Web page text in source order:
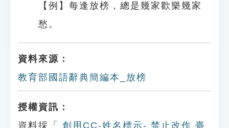
【例】每逢放榜，總是幾家歡樂幾家
愁。
資料來源：
教育部國語辭典簡編本_放榜
授權資訊：
資料採「
創用CC-姓名標示- 禁止改作 臺